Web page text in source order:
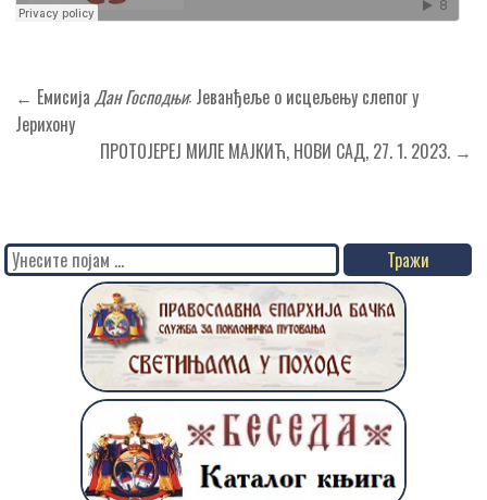
Кретање
чланка
← ЕмисијаДан Господњи: Јеванђеље о исцељењу слепог у
Јерихону
ПРОТОЈЕРЕЈ МИЛЕ МАЈКИЋ, НОВИ САД, 27. 1. 2023. →
Search
for: